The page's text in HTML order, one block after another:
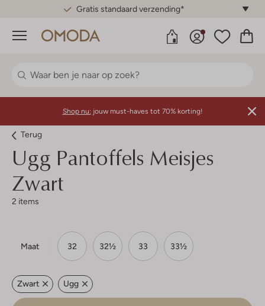
Gratis standaard verzending*
Menu
Shop nu: jouw must-haves tot 70% korting!
Terug
Ugg Pantoffels Meisjes
Zwart
2 items
Maat 32 32½ 33 33½
Zwart Ugg